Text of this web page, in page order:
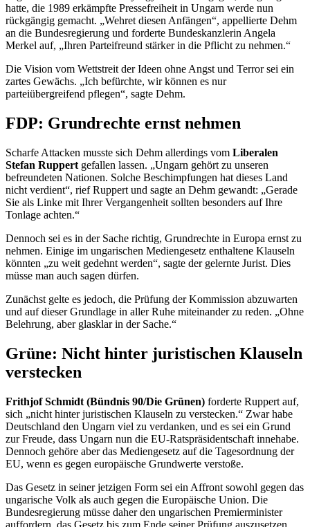
hatte, die 1989 erkämpfte Pressefreiheit in Ungarn werde nun
rückgängig gemacht. „Wehret diesen Anfängen“, appellierte Dehm
an die Bundesregierung und forderte Bundeskanzlerin Angela
Merkel auf, „Ihren Parteifreund stärker in die Pflicht zu nehmen.“
Die Vision vom Wettstreit der Ideen ohne Angst und Terror sei ein
zartes Gewächs. „Ich befürchte, wir können es nur
parteiübergreifend pflegen“, sagte Dehm.
FDP: Grundrechte ernst nehmen
Scharfe Attacken musste sich Dehm allerdings vom Liberalen
Stefan Ruppert gefallen lassen. „Ungarn gehört zu unseren
befreundeten Nationen. Solche Beschimpfungen hat dieses Land
nicht verdient“, rief Ruppert und sagte an Dehm gewandt: „Gerade
Sie als Linke mit Ihrer Vergangenheit sollten besonders auf Ihre
Tonlage achten.“
Dennoch sei es in der Sache richtig, Grundrechte in Europa ernst zu
nehmen. Einige im ungarischen Mediengesetz enthaltene Klauseln
könnten „zu weit gedehnt werden“, sagte der gelernte Jurist. Dies
müsse man auch sagen dürfen.
Zunächst gelte es jedoch, die Prüfung der Kommission abzuwarten
und auf dieser Grundlage in aller Ruhe miteinander zu reden. „Ohne
Belehrung, aber glasklar in der Sache.“
Grüne: Nicht hinter juristischen Klauseln
verstecken
Frithjof Schmidt (Bündnis 90/Die Grünen) forderte Ruppert auf,
sich „nicht hinter juristischen Klauseln zu verstecken.“ Zwar habe
Deutschland den Ungarn viel zu verdanken, und es sei ein Grund
zur Freude, dass Ungarn nun die EU-Ratspräsidentschaft innehabe.
Dennoch gehöre aber das Mediengesetz auf die Tagesordnung der
EU, wenn es gegen europäische Grundwerte verstoße.
Das Gesetz in seiner jetzigen Form sei ein Affront sowohl gegen das
ungarische Volk als auch gegen die Europäische Union. Die
Bundesregierung müsse daher den ungarischen Premierminister
auffordern, das Gesetz bis zum Ende seiner Prüfung auszusetzen.